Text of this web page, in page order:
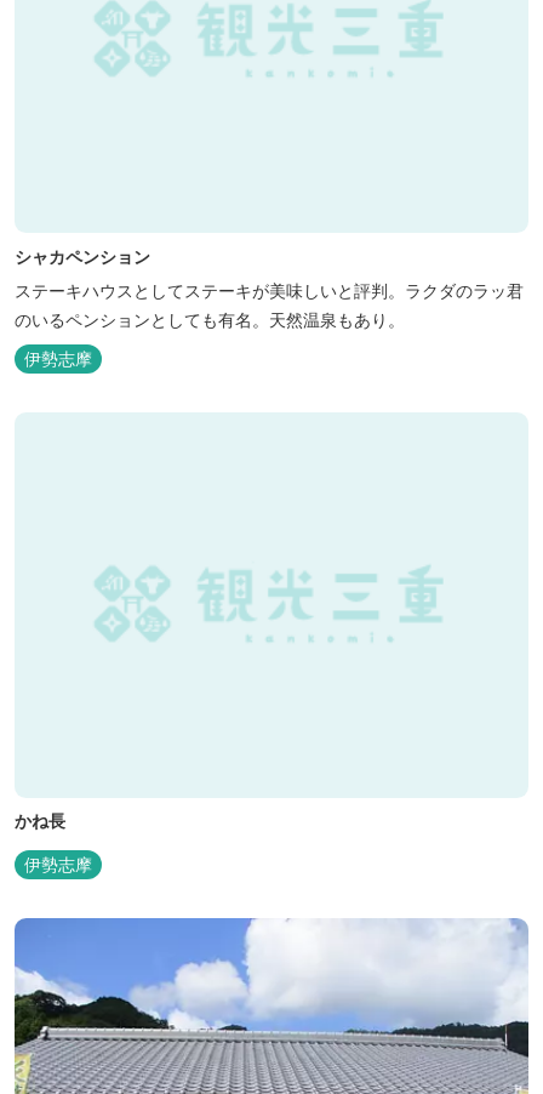
シャカペンション
ステーキハウスとしてステーキが美味しいと評判。ラクダのラッ君
のいるペンションとしても有名。天然温泉もあり。
伊勢志摩
かね長
伊勢志摩